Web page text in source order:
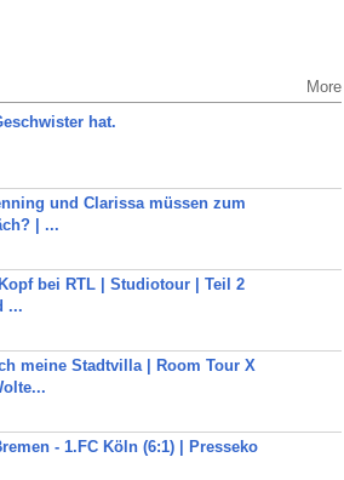
More
hat.
und Clarissa müssen zum
| ...
bei RTL | Studiotour | Teil 2
...
meine Stadtvilla | Room Tour X
- 1.FC Köln (6:1) | Presseko